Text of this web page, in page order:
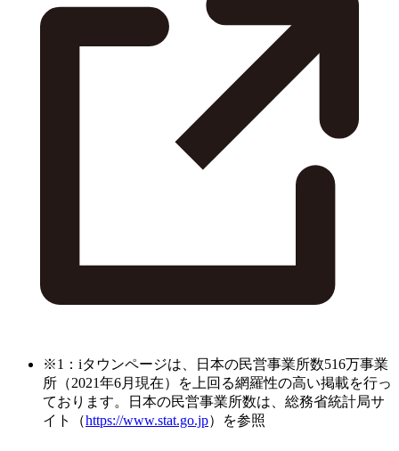
※1：iタウンページは、日本の民営事業所数516万事業
所（2021年6月現在）を上回る網羅性の高い掲載を行っ
ております。日本の民営事業所数は、総務省統計局サ
イト（https://www.stat.go.jp）を参照